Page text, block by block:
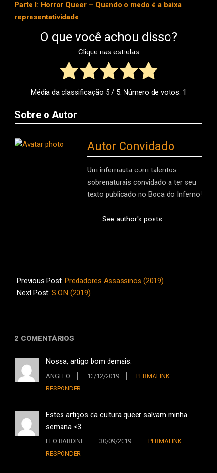
Parte I: Horror Queer – Quando o medo é a baixa
representatividade
O que você achou disso?
Clique nas estrelas
Média da classificação 5/ 5. Número de votos: 1
Sobre o Autor
Autor Convidado
Um infernauta com talentos
sobrenaturais convidado a ter seu
texto publicado no Boca do Inferno!
See author's posts
09-
29
Previous Post: Predadores Assassinos (2019)
Next Post: S.O.N (2019)
2 COMENTÁRIOS
Nossa, artigo bom demais.
ANGELO 13/12/2019
PERMALINK
RESPONDER
Estes artigos da cultura queer salvam minha
semana <3
LEO BARDINI 30/09/2019
PERMALINK
RESPONDER